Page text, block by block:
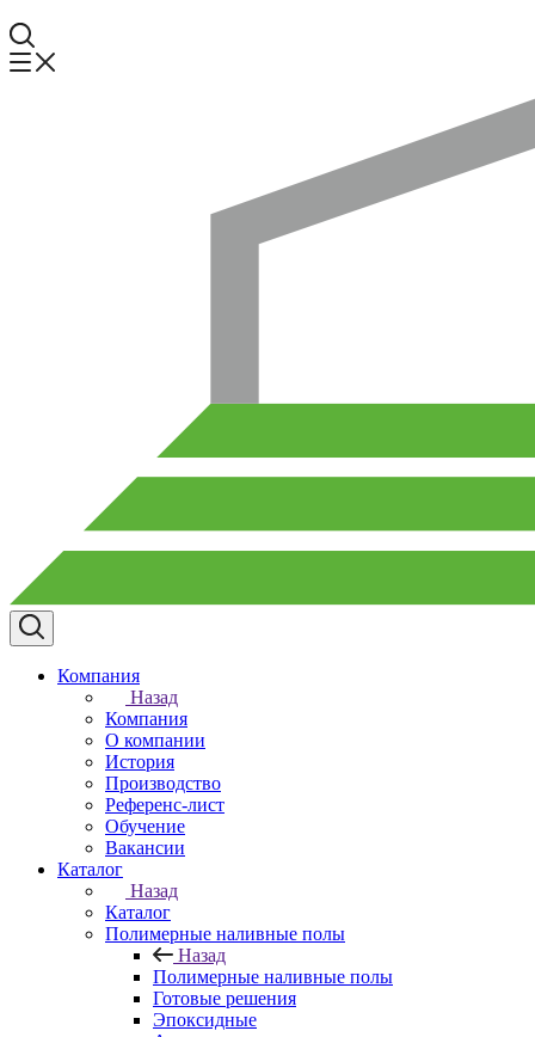
Компания
Назад
Компания
О компании
История
Производство
Референс-лист
Обучение
Вакансии
Каталог
Назад
Каталог
Полимерные наливные полы
Назад
Полимерные наливные полы
Готовые решения
Эпоксидные